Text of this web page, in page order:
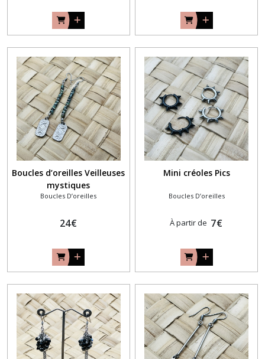
Boucles d’oreilles Veilleuses
mystiques
Boucles D’oreilles
24€
Mini créoles Pics
Boucles D’oreilles
À partir de 7€